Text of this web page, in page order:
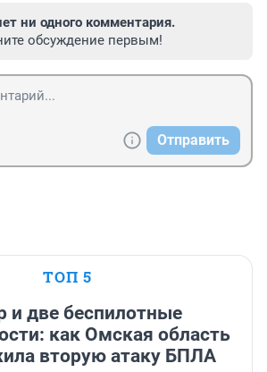
ни одного комментария.
обсуждение первым!
Отправить
ТОП 5
и две беспилотные
как Омская область
вторую атаку БПЛА